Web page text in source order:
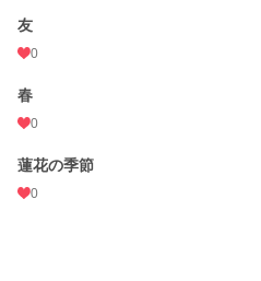
友
0
春
0
蓮花の季節
0